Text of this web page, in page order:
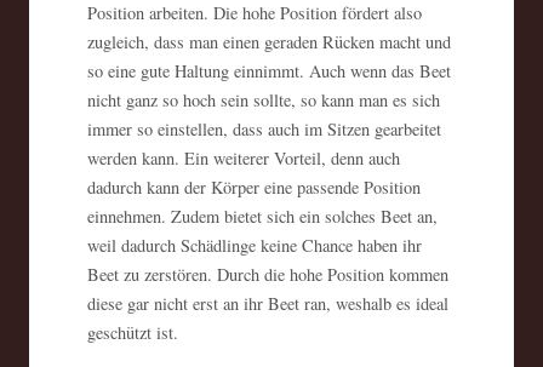
Position arbeiten. Die hohe Position fördert also
zugleich, dass man einen geraden Rücken macht und
so eine gute Haltung einnimmt. Auch wenn das Beet
nicht ganz so hoch sein sollte, so kann man es sich
immer so einstellen, dass auch im Sitzen gearbeitet
werden kann. Ein weiterer Vorteil, denn auch
dadurch kann der Körper eine passende Position
einnehmen. Zudem bietet sich ein solches Beet an,
weil dadurch Schädlinge keine Chance haben ihr
Beet zu zerstören. Durch die hohe Position kommen
diese gar nicht erst an ihr Beet ran, weshalb es ideal
geschützt ist.